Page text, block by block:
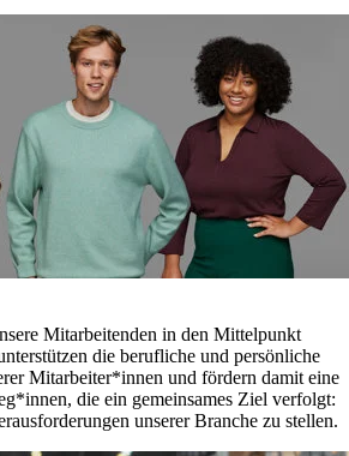
Mitarbeitenden in den Mittelpunkt
die berufliche und persönliche
Mitarbeiter*innen und fördern damit eine
die ein gemeinsames Ziel verfolgt:
unserer Branche zu stellen.